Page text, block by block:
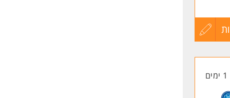
הילד
עדכון
1 ימים